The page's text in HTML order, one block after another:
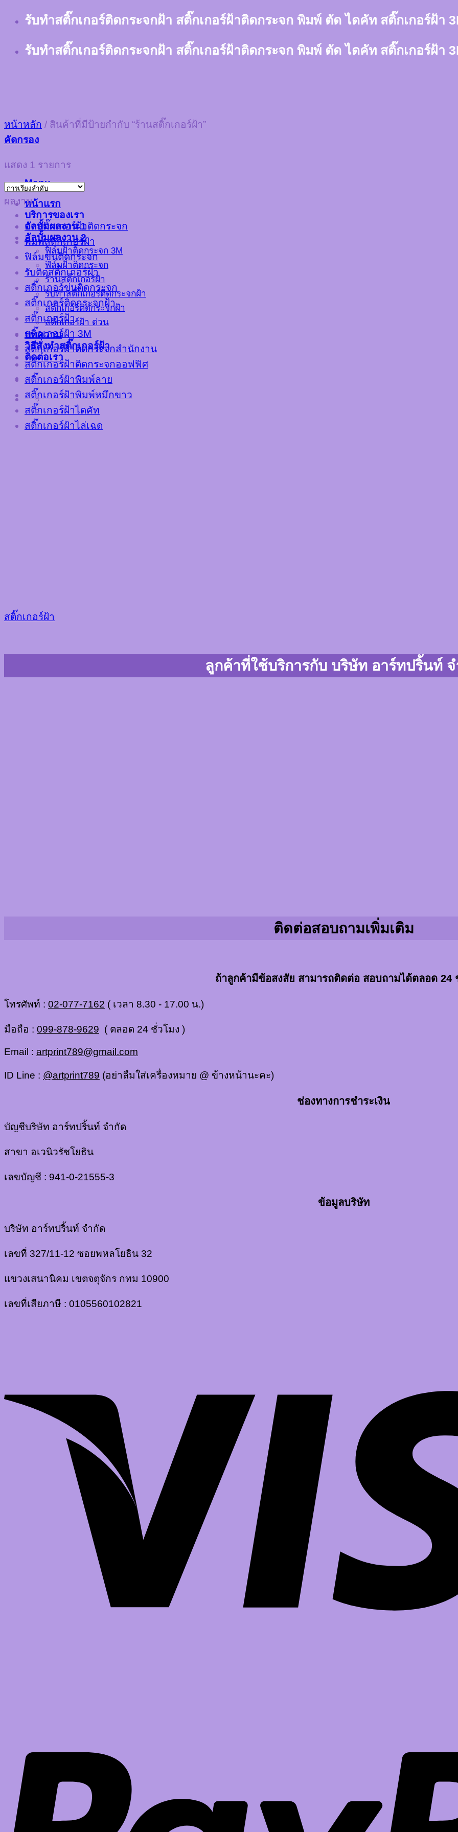
รับทำสติ๊กเกอร์ติดกระจกฝ้า สติ๊กเกอร์ฝ้าติดกระจก พิมพ์ ตัด ไดคัท สติ๊กเกอร์ฝ้า
รับทำสติ๊กเกอร์ติดกระจกฝ้า สติ๊กเกอร์ฝ้าติดกระจก พิมพ์ ตัด ไดคัท สติ๊กเกอร์ฝ้า
Menu
หน้าแรก
บริการของเรา
อัลบั้มผลงาน 1
อัลบั้มผลงาน 2
ฟิล์มฝ้าติดกระจก 3M
ฟิล์มฝ้าติดกระจก
ร้านสติ๊กเกอร์ฝ้า
รับทำสติ๊กเกอร์ติดกระจกฝ้า
สติ๊กเกอร์ติดกระจกฝ้า
สติ๊กเกอร์ฝ้า ด่วน
บทความ
วิธีสั่งทำสติ๊กเกอร์ฝ้า
ติดต่อเรา
หน้าหลัก / สินค้าที่มีป้ายกำกับ “ร้านสติ๊กเกอร์ฝ้า”
คัดกรอง
แสดง 1 รายการ
ผลงาน
ตัดสติ๊กเกอร์ฝ้าติดกระจก
พิมพ์สติ๊กเกอร์ฝ้า
ฟิล์มขุ่นติดกระจก
รับติดสติ๊กเกอร์ฝ้า
สติ๊กเกอร์ขุ่นติดกระจก
สติ๊กเกอร์ติดกระจกฝ้า
สติ๊กเกอร์ฝ้า
สติ๊กเกอร์ฝ้า 3M
สติ๊กเกอร์ฝ้าติดกระจกสำนักงาน
สติ๊กเกอร์ฝ้าติดกระจกออฟฟิศ
สติ๊กเกอร์ฝ้าพิมพ์ลาย
สติ๊กเกอร์ฝ้าพิมพ์หมึกขาว
สติ๊กเกอร์ฝ้าไดคัท
สติ๊กเกอร์ฝ้าไล่เฉด
สติ๊กเกอร์ฝ้า
ลูกค้าที่ใช้บริการกับ บริษัท อาร์ทปริ้นท์
ติดต่อสอบถามเพิ่มเติม
ถ้าลูกค้ามีข้อสงสัย สามารถติดต่อ สอบถามได้ตลอด 24
โทรศัพท์ : 02-077-7162 ( เวลา 8.30 - 17.00 น.)
มือถือ : 099-878-9629 ( ตลอด 24 ชั่วโมง )
Email : artprint789@gmail.com
ID Line : @artprint789 (อย่าลืมใส่เครื่องหมาย @ ข้างหน้านะคะ)
ช่องทางการชำระเงิน
บัญชีบริษัท อาร์ทปริ้นท์ จำกัด
สาขา อเวนิวรัชโยธิน
เลขบัญชี : 941-0-21555-3
ข้อมูลบริษัท
บริษัท อาร์ทปริ้นท์ จำกัด
เลขที่ 327/11-12 ซอยพหลโยธิน 32
แขวงเสนานิคม เขตจตุจักร กทม 10900
เลขที่เสียภาษี : 0105560102821